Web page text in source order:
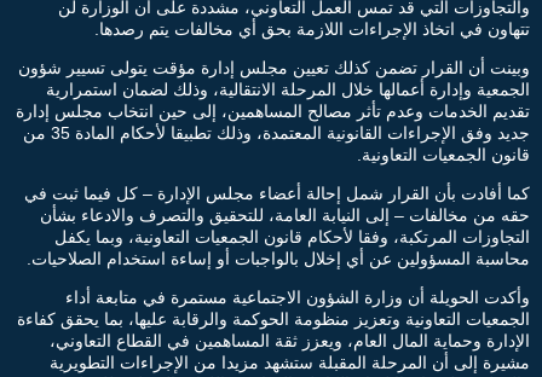
والتجاوزات التي قد تمس العمل التعاوني، مشددة على أن الوزارة لن
تتهاون في اتخاذ الإجراءات اللازمة بحق أي مخالفات يتم رصدها.
وبينت أن القرار تضمن كذلك تعيين مجلس إدارة مؤقت يتولى تسيير شؤون
الجمعية وإدارة أعمالها خلال المرحلة الانتقالية، وذلك لضمان استمرارية
تقديم الخدمات وعدم تأثر مصالح المساهمين، إلى حين انتخاب مجلس إدارة
جديد وفق الإجراءات القانونية المعتمدة، وذلك تطبيقا لأحكام المادة 35 من
قانون الجمعيات التعاونية.
كما أفادت بأن القرار شمل إحالة أعضاء مجلس الإدارة – كل فيما ثبت في
حقه من مخالفات – إلى النيابة العامة، للتحقيق والتصرف والادعاء بشأن
التجاوزات المرتكبة، وفقا لأحكام قانون الجمعيات التعاونية، وبما يكفل
محاسبة المسؤولين عن أي إخلال بالواجبات أو إساءة استخدام الصلاحيات.
وأكدت الحويلة أن وزارة الشؤون الاجتماعية مستمرة في متابعة أداء
الجمعيات التعاونية وتعزيز منظومة الحوكمة والرقابة عليها، بما يحقق كفاءة
الإدارة وحماية المال العام، ويعزز ثقة المساهمين في القطاع التعاوني،
مشيرة إلى أن المرحلة المقبلة ستشهد مزيدا من الإجراءات التطويرية